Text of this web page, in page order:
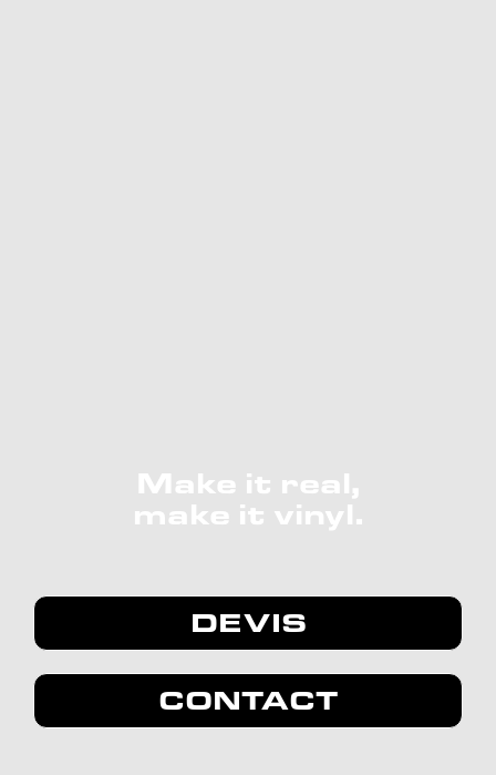
Make it real,
make it vinyl.
DEVIS
CONTACT